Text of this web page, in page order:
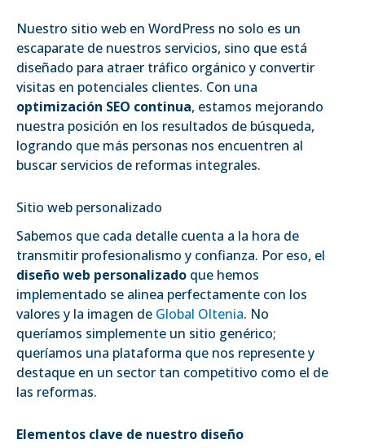
Nuestro sitio web en WordPress no solo es un
escaparate de nuestros servicios, sino que está
diseñado para atraer tráfico orgánico y convertir
visitas en potenciales clientes. Con una
optimización SEO continua, estamos mejorando
nuestra posición en los resultados de búsqueda,
logrando que más personas nos encuentren al
buscar servicios de reformas integrales.
Sitio web personalizado
Sabemos que cada detalle cuenta a la hora de
transmitir profesionalismo y confianza. Por eso, el
diseño web personalizado que hemos
implementado se alinea perfectamente con los
valores y la imagen de Global Oltenia. No
queríamos simplemente un sitio genérico;
queríamos una plataforma que nos represente y
destaque en un sector tan competitivo como el de
las reformas.
Elementos clave de nuestro diseño